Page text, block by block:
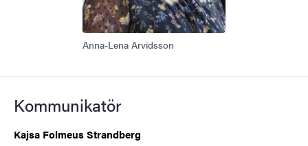
Anna-Lena Arvidsson
Kommunikatör
Kajsa Folmeus Strandberg